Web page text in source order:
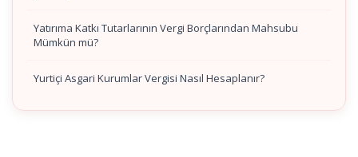
Yatırıma Katkı Tutarlarının Vergi Borçlarından Mahsubu
Mümkün mü?
Yurtiçi Asgari Kurumlar Vergisi Nasıl Hesaplanır?